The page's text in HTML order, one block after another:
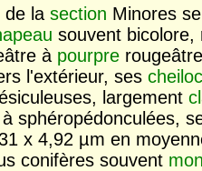
de lasection Minores
souvent bicolore,
à pourpre
l'extérieur, ses
largement
à sphéropédonculées,
x 4,92 µm en
conifères souvent